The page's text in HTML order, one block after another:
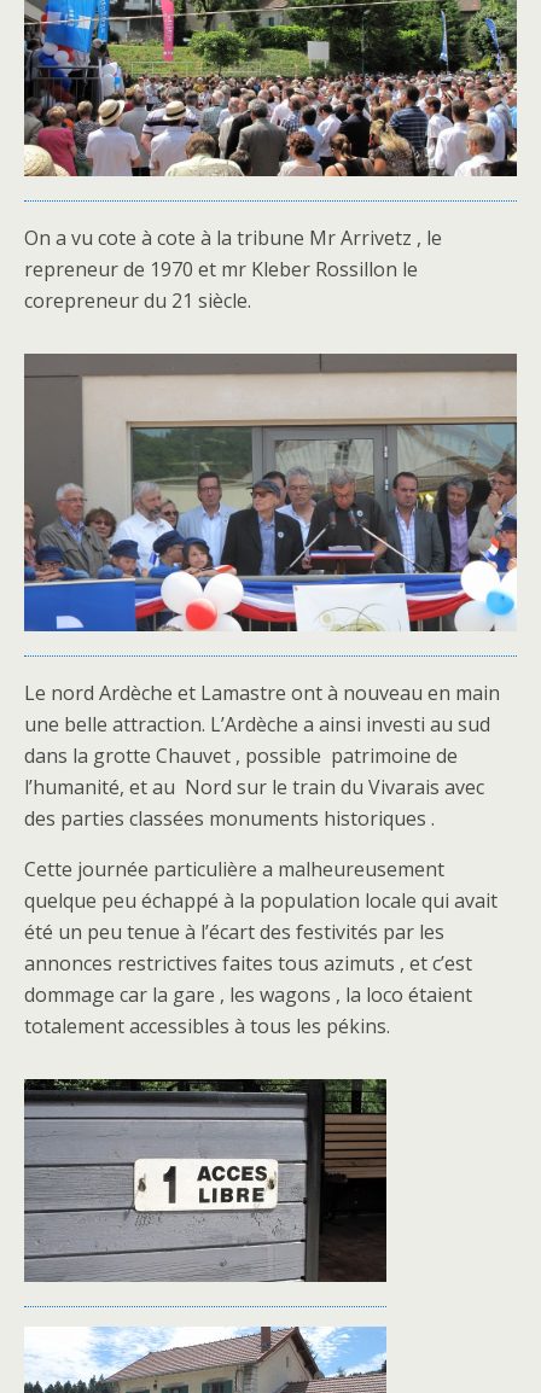
On a vu cote à cote à la tribune Mr Arrivetz , le
repreneur de 1970 et mr Kleber Rossillon le
corepreneur du 21 siècle.
Le nord Ardèche et Lamastre ont à nouveau en main
une belle attraction. L’Ardèche a ainsi investi au sud
dans la grotte Chauvet , possible patrimoine de
l’humanité, et au Nord sur le train du Vivarais avec
des parties classées monuments historiques .
Cette journée particulière a malheureusement
quelque peu échappé à la population locale qui avait
été un peu tenue à l’écart des festivités par les
annonces restrictives faites tous azimuts , et c’est
dommage car la gare , les wagons , la loco étaient
totalement accessibles à tous les pékins.